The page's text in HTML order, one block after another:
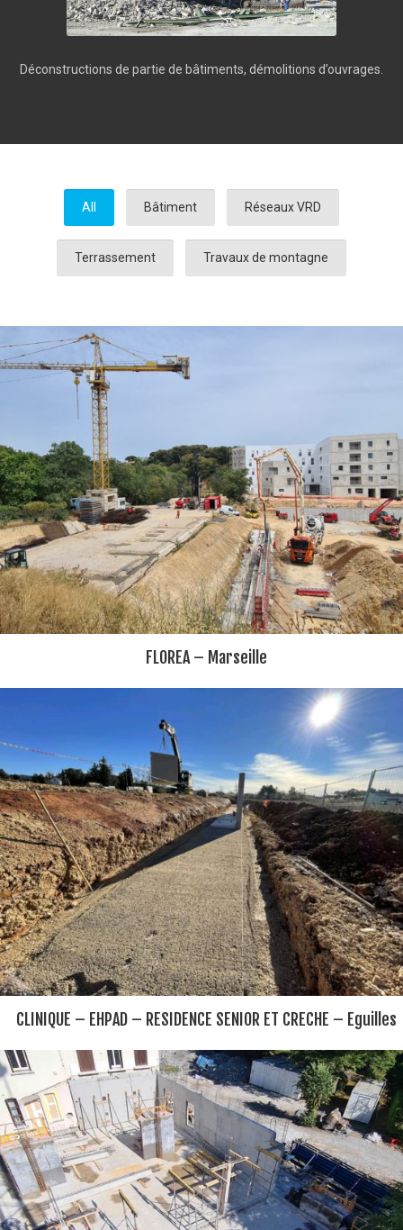
Déconstructions de partie de bâtiments, démolitions d’ouvrages.
All Bâtiment Réseaux VRD
Terrassement Travaux de montagne
FLOREA – Marseille
CLINIQUE – EHPAD – RESIDENCE SENIOR ET CRECHE – Eguilles